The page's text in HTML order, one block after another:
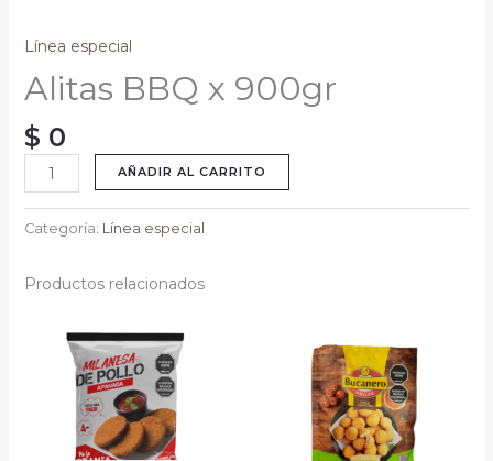
Línea especial
Alitas BBQ x 900gr
$ 0
AÑADIR AL CARRITO
Categoría: Línea especial
Productos relacionados